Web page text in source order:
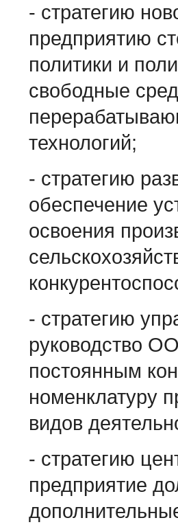
- стратегию
предприятию
политики и
свободные
технологий;
- стратегию
обеспечение
освоения
- стратегию
руководство
постоянным
номенклатуру
видов
- стратегию
предприятие